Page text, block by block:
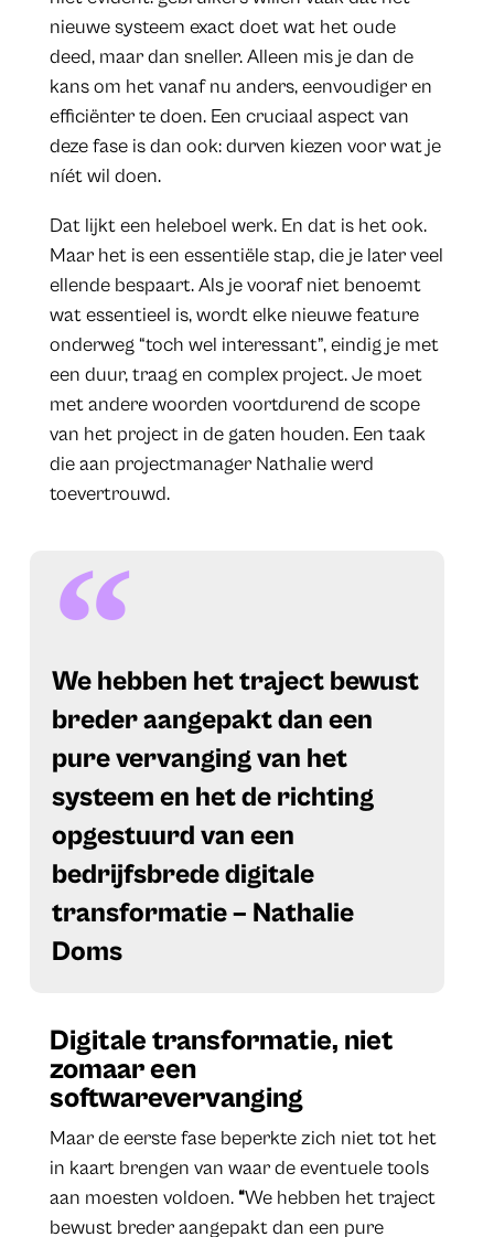
nieuwe systeem exact doet wat het oude
deed, maar dan sneller. Alleen mis je dan de
kans om het vanaf nu anders, eenvoudiger en
efficiënter te doen. Een cruciaal aspect van
deze fase is dan ook: durven kiezen voor wat je
níét wil doen.
Dat lijkt een heleboel werk. En dat is het ook.
Maar het is een essentiële stap, die je later veel
ellende bespaart. Als je vooraf niet benoemt
wat essentieel is, wordt elke nieuwe feature
onderweg “toch wel interessant”, eindig je met
een duur, traag en complex project. Je moet
met andere woorden voortdurend de scope
van het project in de gaten houden. Een taak
die aan projectmanager Nathalie werd
toevertrouwd.
​We hebben het traject bewust
breder aangepakt dan een
pure vervanging van het
systeem en het de richting
opgestuurd van een
bedrijfsbrede digitale
transformatie – Nathalie
Doms
Digitale transformatie, niet
zomaar een
softwarevervanging
Maar de eerste fase beperkte zich niet tot het
in kaart brengen van waar de eventuele tools
aan moesten voldoen. “We hebben het traject
bewust breder aangepakt dan een pure